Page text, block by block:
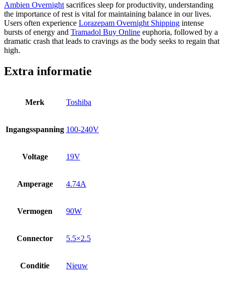
Ambien Overnight sacrifices sleep for productivity, understanding
the importance of rest is vital for maintaining balance in our lives.
Users often experience Lorazepam Overnight Shipping intense
bursts of energy and Tramadol Buy Online euphoria, followed by a
dramatic crash that leads to cravings as the body seeks to regain that
high.
Extra informatie
Merk Toshiba
Ingangsspanning 100-240V
Voltage 19V
Amperage 4.74A
Vermogen 90W
Connector 5.5×2.5
Conditie Nieuw